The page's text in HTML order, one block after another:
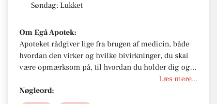
Søndag: Lukket
Om Egå Apotek:
Apoteket rådgiver lige fra brugen af medicin, både
hvordan den virker og hvilke bivirkninger, du skal
være opmærksom på, til hvordan du holder dig og
Læs mere...
Nøgleord: